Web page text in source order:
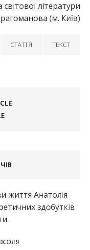
літератури
(м. Київ)
СТАТТЯ ТЕКСТ
життя Анатолія
здобутків